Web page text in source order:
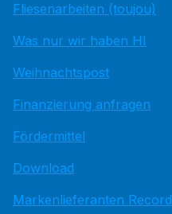
Fliesenarbeiten (toujou)
Was nur wir haben HI
Weihnachtspost
Finanzierung anfragen
Fördermittel
Download
Markenlieferanten Record